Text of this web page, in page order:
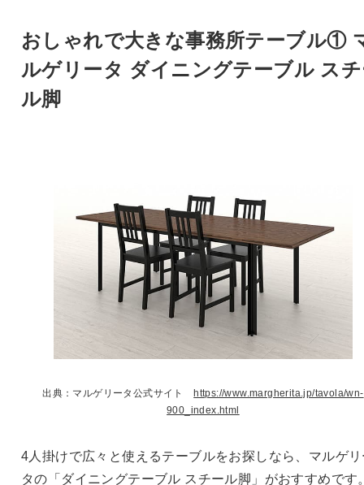
おしゃれで大きな事務所テーブル①
ルゲリータ ダイニングテーブル ス
ル脚
出典：マルゲリータ公式サイト
https://www.margherita.jp/tavola/wn-
900_index.html
4人掛けで広々と使えるテーブルをお探しなら、マルゲ
タの「ダイニングテーブル スチール脚」がおすすめです